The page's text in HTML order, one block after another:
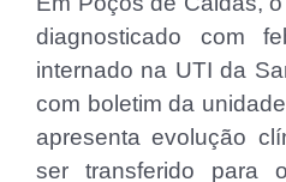
diagnosticado com
internado na UTI da
com boletim da
apresenta evolução
ser transferido para